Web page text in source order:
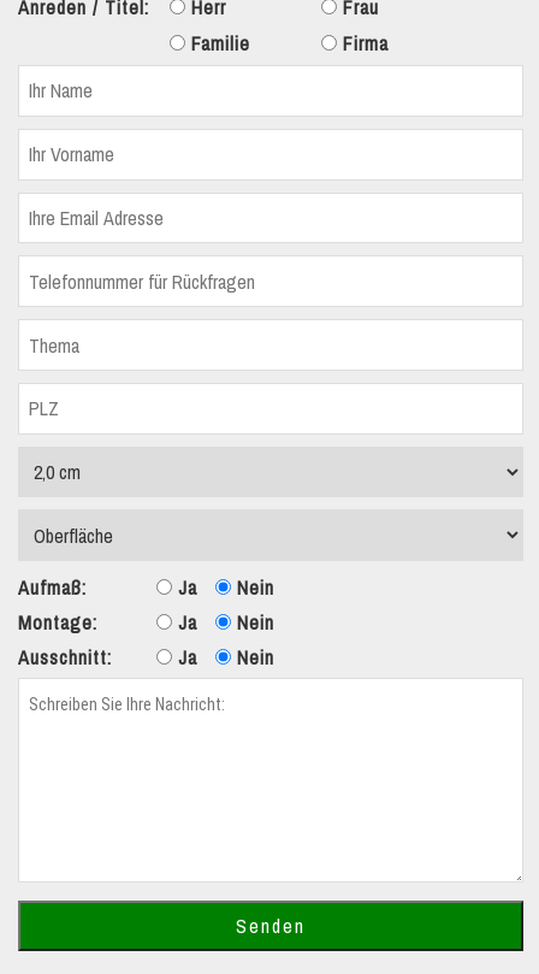
Anreden / Titel: Herr
Frau
Familie
Firma
Aufmaß: Ja
Nein
Montage:
Ja
Nein
Ausschnitt:
Ja Nein